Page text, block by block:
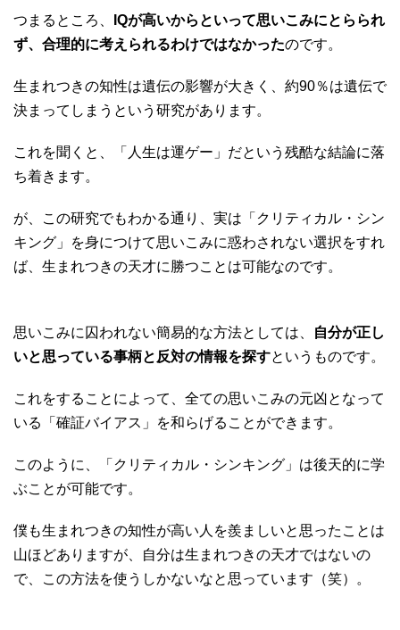
つまるところ、
IQが高いからといって思いこみにとらられ
ず、合理的に考えられるわけではなかったのです。
生まれつきの知性は遺伝の影響が大きく、約90％は遺伝で
決まってしまうという研究があります。
これを聞くと、「人生は運ゲー」だという残酷な結論に落
ち着きます。
が、この研究でもわかる通り、実は「クリティカル・シン
キング」を身につけて思いこみに惑わされない選択をすれ
ば、生まれつきの天才に勝つことは可能なのです。
思いこみに囚われない簡易的な方法としては、
自分が正し
いと思っている事柄と反対の情報を探すというものです。
これをすることによって、全ての思いこみの元凶となって
いる「確証バイアス」を和らげることができます。
このように、「クリティカル・シンキング」は後天的に学
ぶことが可能です。
僕も生まれつきの知性が高い人を羨ましいと思ったことは
山ほどありますが、自分は生まれつきの天才ではないの
で、この方法を使うしかないなと思っています（笑）。